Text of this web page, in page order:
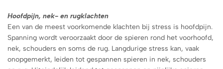
Hoofdpijn, nek- en rugklachten
Een van de meest voorkomende klachten bij stress is hoofdpijn.
Spanning wordt veroorzaakt door de spieren rond het voorhoofd,
nek, schouders en soms de rug. Langdurige stress kan, vaak
onopgemerkt, leiden tot gespannen spieren in nek, schouders